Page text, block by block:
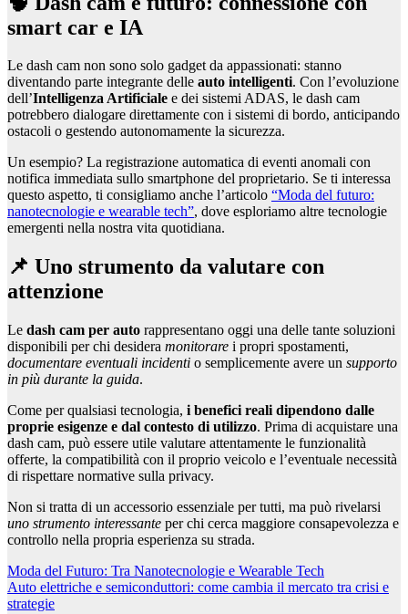
smart car e IA
Le dash cam non sono solo gadget da appassionati: stanno
diventando parte integrante delle auto intelligenti. Con l’evoluzione
dell’Intelligenza Artificiale e dei sistemi ADAS, le dash cam
potrebbero dialogare direttamente con i sistemi di bordo, anticipando
ostacoli o gestendo autonomamente la sicurezza.
Un esempio? La registrazione automatica di eventi anomali con
notifica immediata sullo smartphone del proprietario. Se ti interessa
questo aspetto, ti consigliamo anche l’articolo “Moda del futuro:
nanotecnologie e wearable tech”, dove esploriamo altre tecnologie
emergenti nella nostra vita quotidiana.
📌 Uno strumento da valutare con
attenzione
Le dash cam per auto rappresentano oggi una delle tante soluzioni
disponibili per chi desidera monitorare i propri spostamenti,
documentare eventuali incidenti o semplicemente avere un supporto
in più durante la guida.
Come per qualsiasi tecnologia, i benefici reali dipendono dalle
proprie esigenze e dal contesto di utilizzo. Prima di acquistare una
dash cam, può essere utile valutare attentamente le funzionalità
offerte, la compatibilità con il proprio veicolo e l’eventuale necessità
di rispettare normative sulla privacy.
Non si tratta di un accessorio essenziale per tutti, ma può rivelarsi
uno strumento interessante per chi cerca maggiore consapevolezza e
controllo nella propria esperienza su strada.
Navigazione
articoli
Moda del Futuro: Tra Nanotecnologie e Wearable Tech
Auto elettriche e semiconduttori: come cambia il mercato tra crisi e
strategie